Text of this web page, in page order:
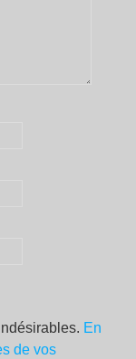
En
de vos